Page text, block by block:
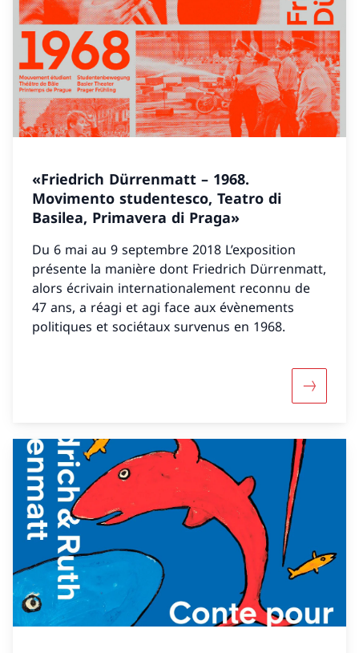
«Friedrich Dürrenmatt – 1968.
Movimento studentesco, Teatro di
Basilea, Primavera di Praga»
Du 6 mai au 9 septembre 2018 L’exposition
présente la manière dont Friedrich Dürrenmatt,
alors écrivain internationalement reconnu de
47 ans, a réagi et agi face aux évènements
politiques et sociétaux survenus en 1968.